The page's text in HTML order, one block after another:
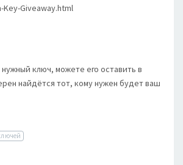
Key-Giveaway.html
нужный ключ, можете его оставить в
найдётся тот, кому нужен будет ваш